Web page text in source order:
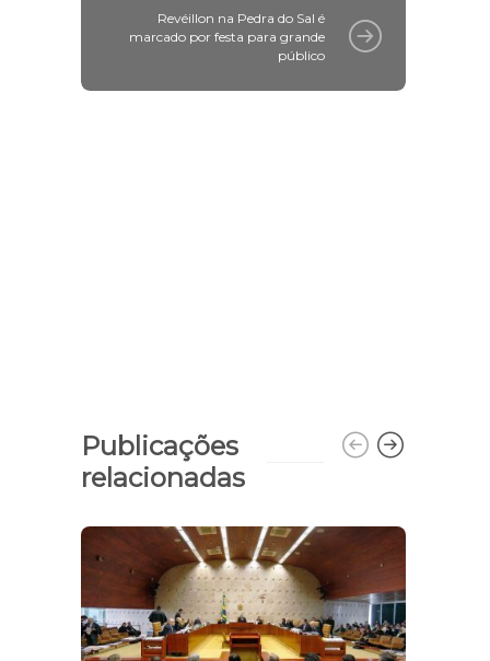
Revéillon na Pedra do Sal é
marcado por festa para grande
público
Publicações
relacionadas